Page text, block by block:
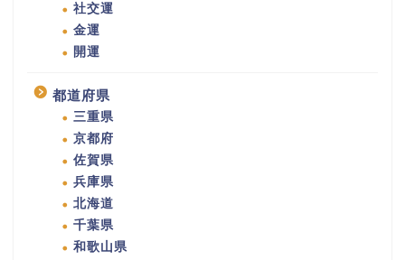
社交運
金運
開運
都道府県
三重県
京都府
佐賀県
兵庫県
北海道
千葉県
和歌山県